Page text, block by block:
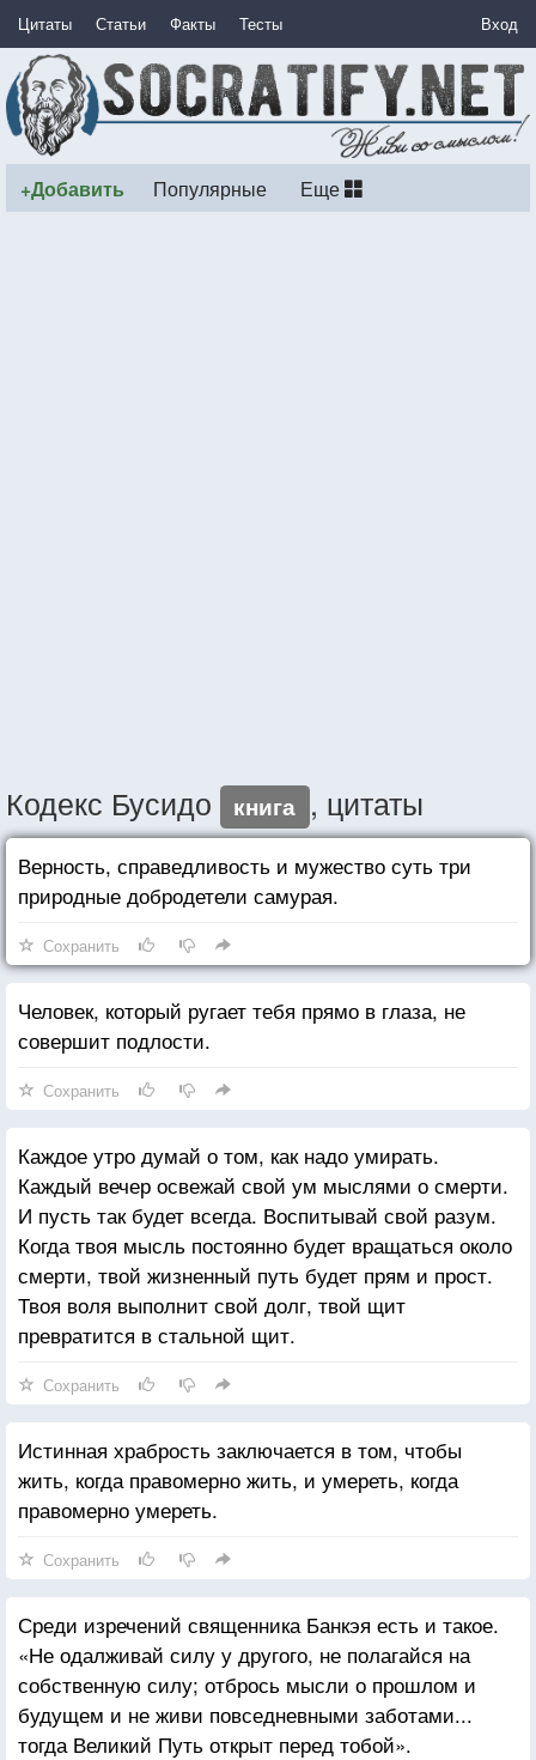
Цитаты Статьи Факты Тесты Вход
+Добавить Популярные Еще
Кодекс Бусидо книга , цитаты
Верность, справедливость и мужество суть три
природные добродетели самурая.
Сохранить
Человек, который ругает тебя прямо в глаза, не
совершит подлости.
Сохранить
Каждое утро думай о том, как надо умирать.
Каждый вечер освежай свой ум мыслями о смерти.
И пусть так будет всегда. Воспитывай свой разум.
Когда твоя мысль постоянно будет вращаться около
смерти, твой жизненный путь будет прям и прост.
Твоя воля выполнит свой долг, твой щит
превратится в стальной щит.
Сохранить
Истинная храбрость заключается в том, чтобы
жить, когда правомерно жить, и умереть, когда
правомерно умереть.
Сохранить
Среди изречений священника Банкэя есть и такое.
«Не одалживай силу у другого, не полагайся на
собственную силу; отбрось мысли о прошлом и
будущем и не живи повседневными заботами...
тогда Великий Путь открыт перед тобой».